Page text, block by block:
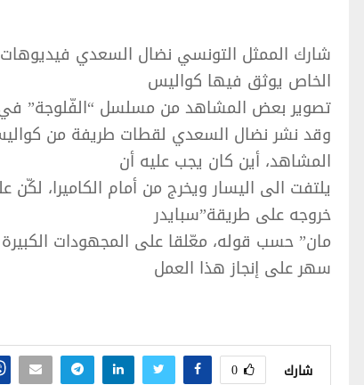
شارك الممثل التونسي نضال السعدي
الخاص يوثق فيها كواليس
تصوير بعض المشاهد من مسلسل “الفّلوجة”
وقد نشر نضال السعدي لقطات طريفة من
المشاهد، أين كان يجب عليه أن
يلتفت الى اليسار ويخرج من أمام الكاميرا،
خروجه على طريقة”سبايدر
مان” حسب قوله، معّلقا على المجهودات
سهر على إنجاز هذا العمل
شارك 0